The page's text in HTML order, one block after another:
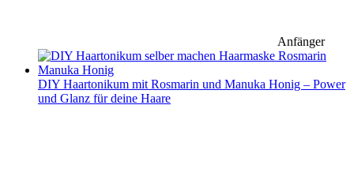
Anfänger
DIY Haartonikum mit Rosmarin und Manuka Honig – Power
und Glanz für deine Haare